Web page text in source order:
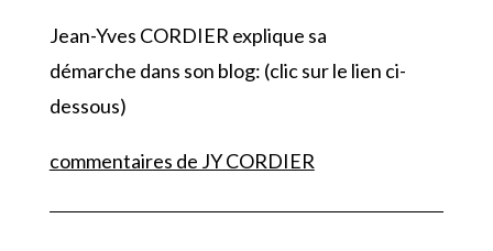
Jean-Yves CORDIER explique sa
démarche dans son blog: (clic sur le lien ci-
dessous)
commentaires de JY CORDIER